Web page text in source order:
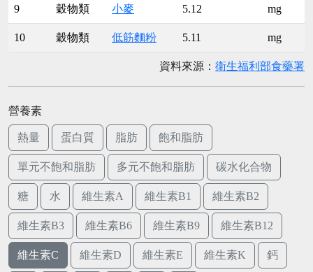
9 穀物類 小麥 5.12 mg
10 穀物類 低筋麵粉 5.11 mg
資料來源： 衛生福利部食藥署
營養素
熱量 蛋白質 脂肪 飽和脂肪
單元不飽和脂肪 多元不飽和脂肪 碳水化合物
糖 水 維生素A 維生素B1 維生素B2
維生素B3 維生素B6 維生素B9 維生素B12
維生素C 維生素D 維生素E 維生素K 鈣